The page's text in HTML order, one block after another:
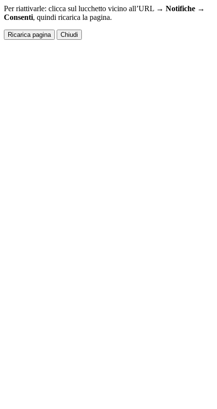
Per riattivarle: clicca sul lucchetto vicino all’URL → Notifiche →
Consenti, quindi ricarica la pagina.
Ricarica pagina Chiudi